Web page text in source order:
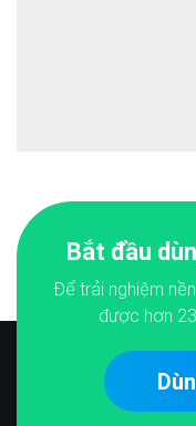
Bắt đầu
Để trải nghiệm
được hơn